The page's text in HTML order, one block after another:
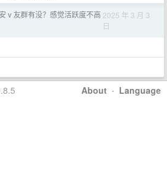
v 友群有没？感觉活跃度不高 2025 年 3 月 3
日
About · Language